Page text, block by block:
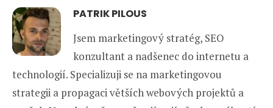
PATRIK PILOUS
Jsem marketingový stratég, SEO
konzultant a nadšenec do internetu a
technologií. Specializuji se na marketingovou
strategii a propagaci větších webových projektů a